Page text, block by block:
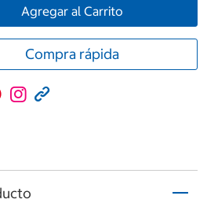
Agregar al Carrito
Compra rápida